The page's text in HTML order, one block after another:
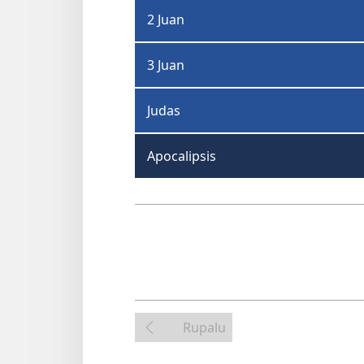
2 Juan
3 Juan
Judas
Apocalipsis
Rupalu